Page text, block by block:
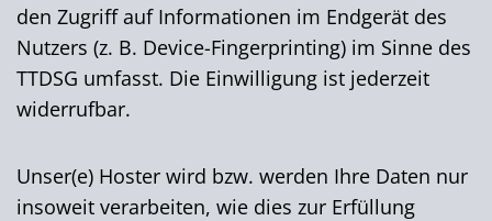
den Zugriff auf Informationen im Endgerät des
Nutzers (z. B. Device-Fingerprinting) im Sinne des
TTDSG umfasst. Die Einwilligung ist jederzeit
widerrufbar.
Unser(e) Hoster wird bzw. werden Ihre Daten nur
insoweit verarbeiten, wie dies zur Erfüllung